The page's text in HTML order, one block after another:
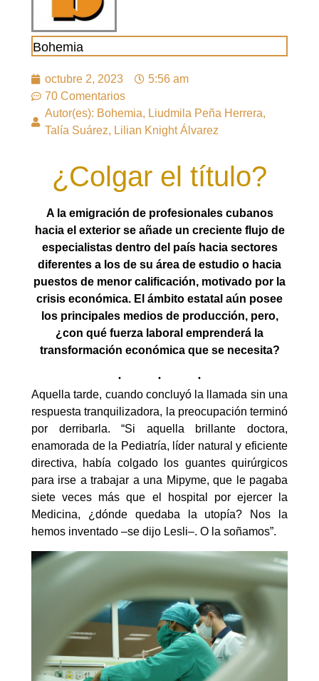
Bohemia
octubre 2, 2023
5:56 am
70 Comentarios
Autor(es): Bohemia, Liudmila Peña Herrera,
Talía Suárez, Lilian Knight Álvarez
¿Colgar el título?
A la emigración de profesionales cubanos
hacia el exterior se añade un creciente flujo de
especialistas dentro del país hacia sectores
diferentes a los de su área de estudio o hacia
puestos de menor calificación, motivado por la
crisis económica. El ámbito estatal aún posee
los principales medios de producción, pero,
¿con qué fuerza laboral emprenderá la
transformación económica que se necesita?
Aquella tarde, cuando concluyó la llamada sin una
respuesta tranquilizadora, la preocupación terminó
por derribarla. “Si aquella brillante doctora,
enamorada de la Pediatría, líder natural y eficiente
directiva, había colgado los guantes quirúrgicos
para irse a trabajar a una Mipyme, que le pagaba
siete veces más que el hospital por ejercer la
Medicina, ¿dónde quedaba la utopía? Nos la
hemos inventado –se dijo Lesli–. O la soñamos”.